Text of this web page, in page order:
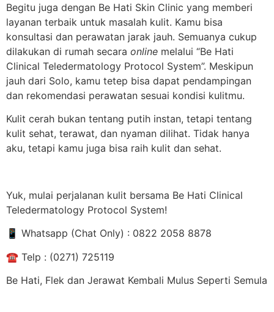
Begitu juga dengan Be Hati Skin Clinic yang memberi
layanan terbaik untuk masalah kulit. Kamu bisa
konsultasi dan perawatan jarak jauh. Semuanya cukup
dilakukan di rumah secara online melalui “Be Hati
Clinical Teledermatology Protocol System”. Meskipun
jauh dari Solo, kamu tetep bisa dapat pendampingan
dan rekomendasi perawatan sesuai kondisi kulitmu.
Kulit cerah bukan tentang putih instan, tetapi tentang
kulit sehat, terawat, dan nyaman dilihat. Tidak hanya
aku, tetapi kamu juga bisa raih kulit dan sehat.
Yuk, mulai perjalanan kulit bersama Be Hati Clinical
Teledermatology Protocol System!
📱 Whatsapp (Chat Only) : 0822 2058 8878
☎ ️ Telp : (0271) 725119
Be Hati, Flek dan Jerawat Kembali Mulus Seperti Semula